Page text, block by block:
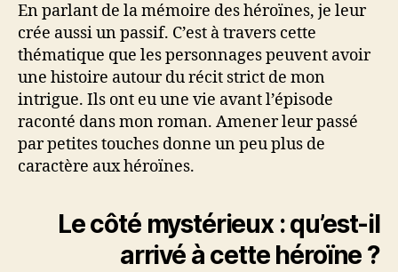
En parlant de la mémoire des héroïnes, je leur
crée aussi un passif. C’est à travers cette
thématique que les personnages peuvent avoir
une histoire autour du récit strict de mon
intrigue. Ils ont eu une vie avant l’épisode
raconté dans mon roman. Amener leur passé
par petites touches donne un peu plus de
caractère aux héroïnes.
Le côté mystérieux : qu’est-il
arrivé à cette héroïne ?